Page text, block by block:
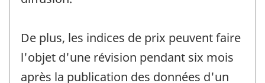
De plus, les indices de prix peuvent faire
l'objet d'une révision pendant six mois
après la publication des données d'un